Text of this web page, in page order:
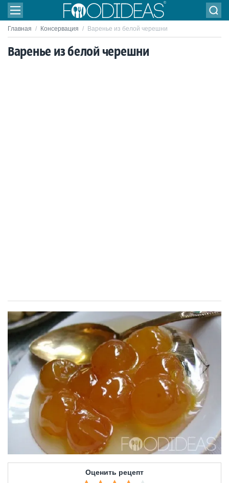
Главная / Консервация / Варенье из белой черешни
Варенье из белой черешни
Оценить рецепт